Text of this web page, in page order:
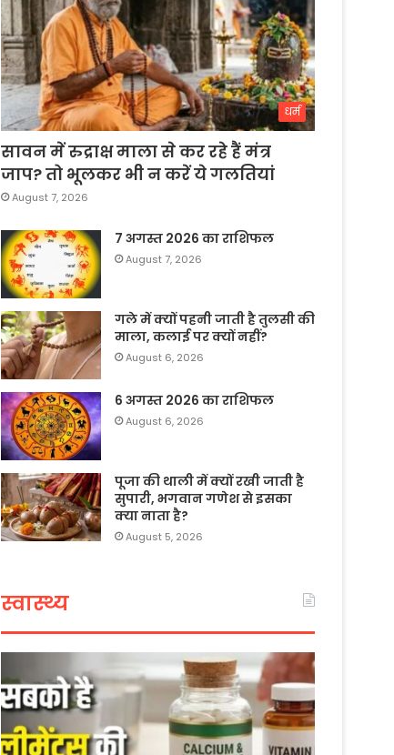
धर्म
सावन में रुद्राक्ष माला से कर रहे हैं मंत्र
जाप? तो भूलकर भी न करें ये गलतियां
August 7, 2026
7 अगस्त 2026 का राशिफल
August 7, 2026
गले में क्यों पहनी जाती है तुलसी की
माला, कलाई पर क्यों नहीं?
August 6, 2026
6 अगस्त 2026 का राशिफल
August 6, 2026
पूजा की थाली में क्यों रखी जाती है
सुपारी, भगवान गणेश से इसका
क्या नाता है?
August 5, 2026
स्वास्थ्य